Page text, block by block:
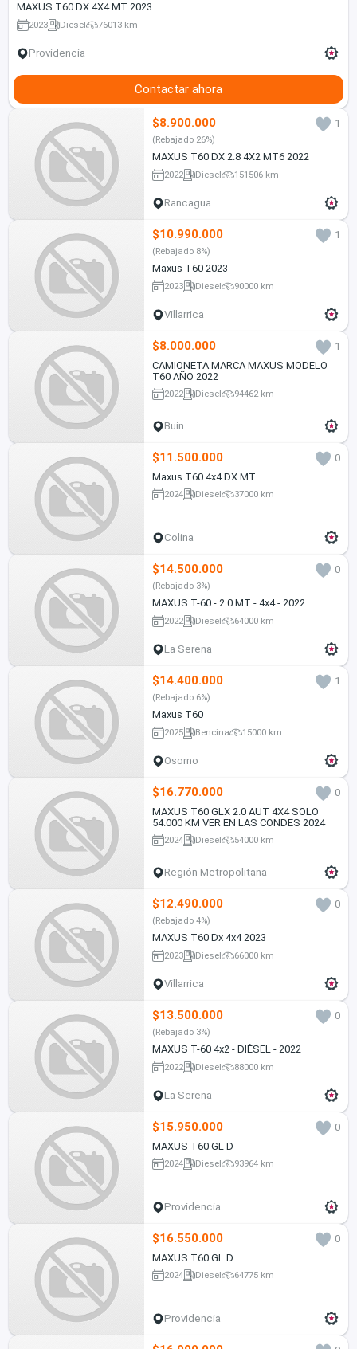
MAXUS T60 DX 4X4 MT 2023
2023 Diesel 76013 km
Providencia
Contactar ahora
$8.900.000 1
(Rebajado 26%)
MAXUS T60 DX 2.8 4X2 MT6 2022
2022 Diesel 151506 km
Rancagua
$10.990.000 1
(Rebajado 8%)
Maxus T60 2023
2023 Diesel 90000 km
Villarrica
$8.000.000
1
CAMIONETA MARCA MAXUS MODELO
T60 AÑO 2022
2022 Diesel 94462 km
Buin
$11.500.000
0
Maxus T60 4x4 DX MT
2024 Diesel 37000 km
Colina
$14.500.000 0
(Rebajado 3%)
MAXUS T-60 - 2.0 MT - 4x4 - 2022
2022 Diesel 64000 km
La Serena
$14.400.000 1
(Rebajado 6%)
Maxus T60
2025 Bencina 15000 km
Osorno
$16.770.000
0
MAXUS T60 GLX 2.0 AUT 4X4 SOLO
54.000 KM VER EN LAS CONDES 2024
2024 Diesel 54000 km
Región Metropolitana
$12.490.000 0
(Rebajado 4%)
MAXUS T60 Dx 4x4 2023
2023 Diesel 66000 km
Villarrica
$13.500.000 0
(Rebajado 3%)
MAXUS T-60 4x2 - DIÉSEL - 2022
2022 Diesel 88000 km
La Serena
$15.950.000
0
MAXUS T60 GL D
2024 Diesel 93964 km
Providencia
$16.550.000
0
MAXUS T60 GL D
2024 Diesel 64775 km
Providencia